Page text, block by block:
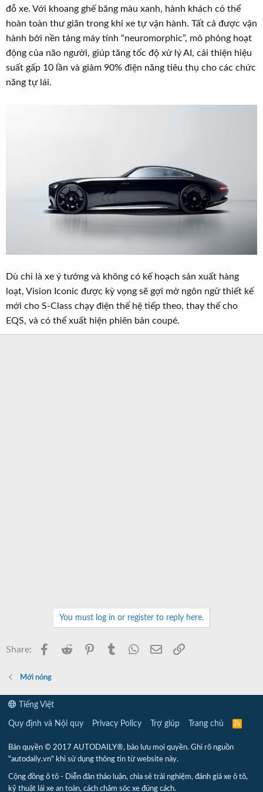
đỗ xe. Với khoang ghế băng màu xanh, hành khách có thể
hoàn toàn thư giãn trong khi xe tự vận hành. Tất cả được vận
hành bởi nền tảng máy tính “neuromorphic”, mô phỏng hoạt
động của não người, giúp tăng tốc độ xử lý AI, cải thiện hiệu
suất gấp 10 lần và giảm 90% điện năng tiêu thụ cho các chức
năng tự lái.
Dù chỉ là xe ý tưởng và không có kế hoạch sản xuất hàng
loạt, Vision Iconic được kỳ vọng sẽ gợi mở ngôn ngữ thiết kế
mới cho S-Class chạy điện thế hệ tiếp theo, thay thế cho
EQS, và có thể xuất hiện phiên bản coupé.
You must log in or register to reply here.
Share: Facebook
Reddit PinterestTumblr WhatsApp
Email
Mới nóng
Tiếng Việt
Quy định và Nội quy Privacy Policy Trợ giúp Trang chủ
R
Bản quyền © 2017 AUTODAILY®, bảo lưu mọi quyền. Ghi rõ nguồn
"autodaily.vn" khi sử dụng thông tin từ website này.
Cộng đồng ô tô - Diễn đàn thảo luận, chia sẻ trải nghiệm, đánh giá xe ô tô,
kỹ thuật lái xe an toàn, cách chăm sóc xe đúng cách.